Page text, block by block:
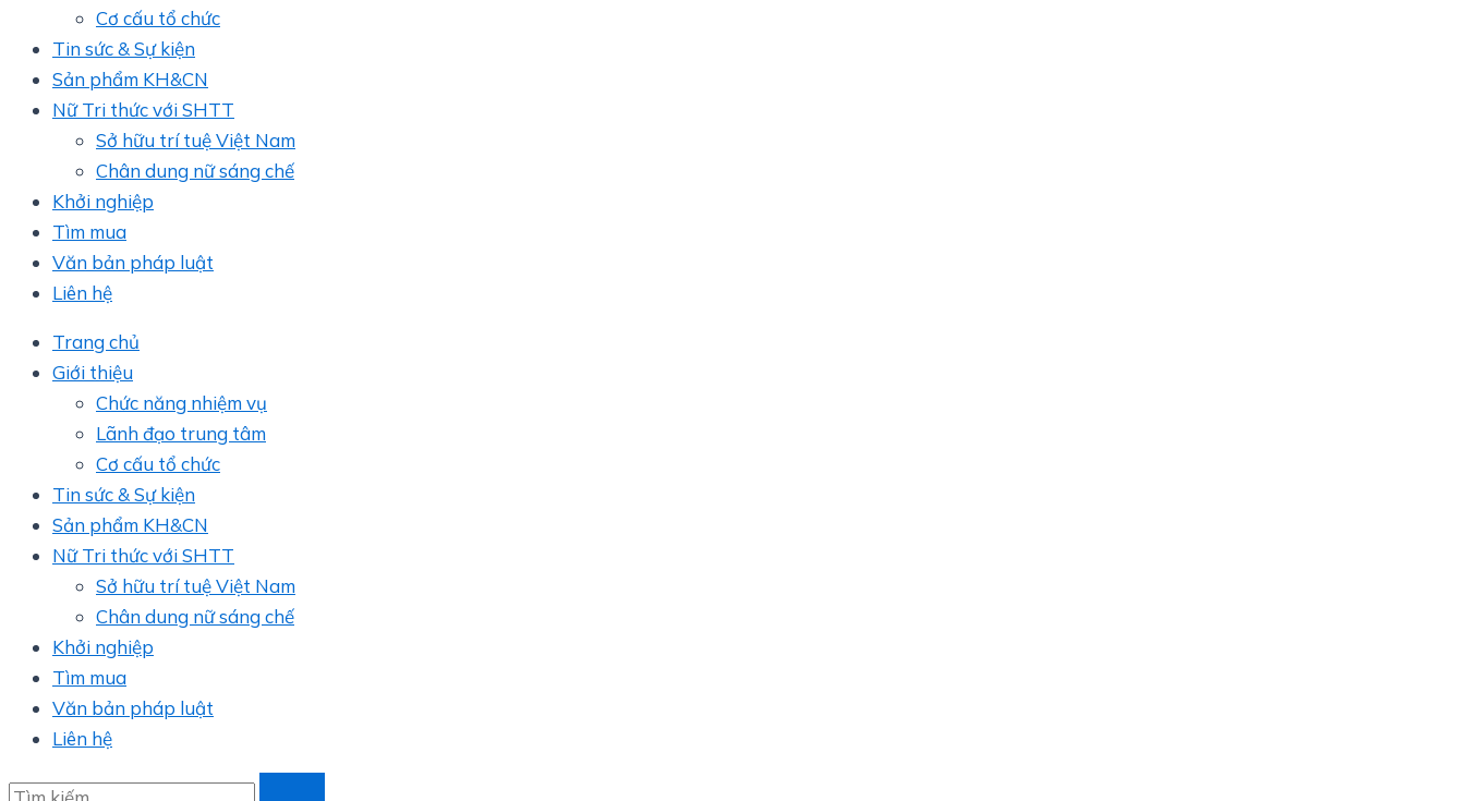
Cơ cấu tổ chức
Tin sức & Sự kiện
Sản phẩm KH&CN
Nữ Tri thức với SHTT
Sở hữu trí tuệ Việt Nam
Chân dung nữ sáng chế
Khởi nghiệp
Tìm mua
Văn bản pháp luật
Liên hệ
Trang chủ
Giới thiệu
Chức năng nhiệm vụ
Lãnh đạo trung tâm
Cơ cấu tổ chức
Tin sức & Sự kiện
Sản phẩm KH&CN
Nữ Tri thức với SHTT
Sở hữu trí tuệ Việt Nam
Chân dung nữ sáng chế
Khởi nghiệp
Tìm mua
Văn bản pháp luật
Liên hệ